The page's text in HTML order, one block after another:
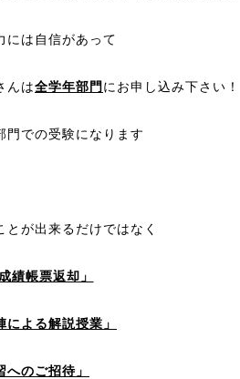
には自信があって
んは全学年部門 にお申し込み下さい！
での受験になります
が出来るだけではなく
績帳票返却」
による解説授業」
へのご招待」